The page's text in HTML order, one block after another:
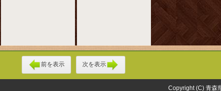
前を表示 次を表示
Copyright (C) 青森